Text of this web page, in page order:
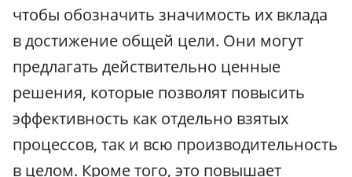
чтобы обозначить значимость их вклада
в достижение общей цели. Они могут
предлагать действительно ценные
решения, которые позволят повысить
эффективность как отдельно взятых
процессов, так и всю производительность
в целом. Кроме того, это повышает